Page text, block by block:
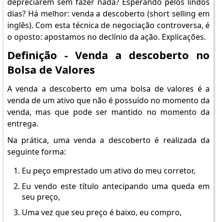
dias? Há melhor: venda a descoberto (short selling em
inglês). Com esta técnica de negociação controversa, é
o oposto: apostamos no declínio da ação. Explicações.
Definição - Venda a descoberto no
Bolsa de Valores
A venda a descoberto em uma bolsa de valores é a
venda de um ativo que não é possuído no momento da
venda, mas que pode ser mantido no momento da
entrega.
Na prática, uma venda a descoberto é realizada da
seguinte forma:
Eu peço emprestado um ativo do meu corretor,
Eu vendo este título antecipando uma queda em
seu preço,
Uma vez que seu preço é baixo, eu compro,